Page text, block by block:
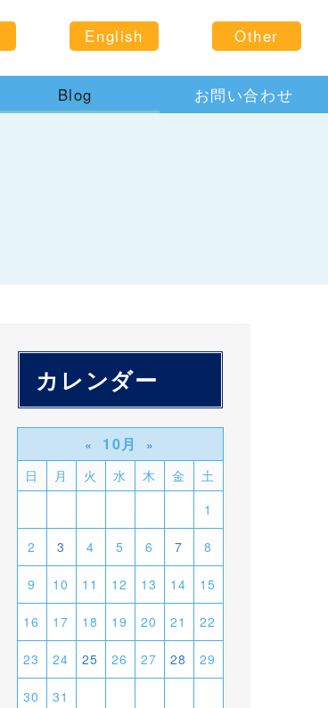
English Other
Blog お問い合わせ
カレンダー
« 10月
»
日
月 火 水 木 金
土
1
2 3 4 5 6 7 8
9 10 11 12 13 14 15
16 17 18 19 20 21 22
23 24 25 26 27 28 29
30 31